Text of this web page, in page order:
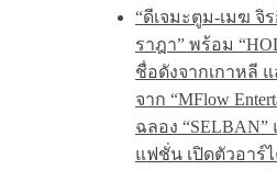
“ดีเจมะตูม-เมฆ จิ
ราฎา” พร้อม
ชื่อดังจากเกาหลี
จาก “MFlow
ฉลอง
แฟชั่น เปิดตัวอาร์